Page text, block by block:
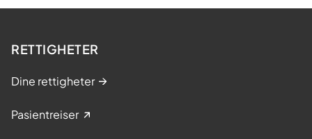
RETTIGHETER
Dine rettigheter
Pasientreiser